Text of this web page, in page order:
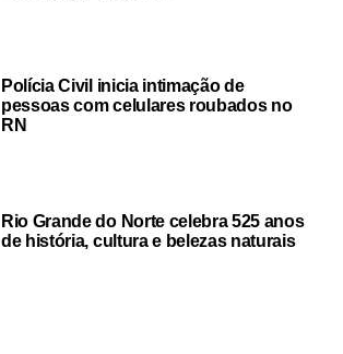
Polícia Civil inicia intimação de
pessoas com celulares roubados no
RN
Rio Grande do Norte celebra 525 anos
de história, cultura e belezas naturais